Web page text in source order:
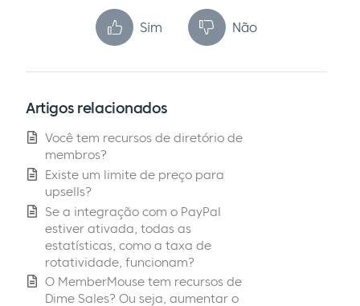
Sim Não
Artigos relacionados
Você tem recursos de diretório de
membros?
Existe um limite de preço para
upsells?
Se a integração com o PayPal
estiver ativada, todas as
estatísticas, como a taxa de
rotatividade, funcionam?
O MemberMouse tem recursos de
Dime Sales? Ou seja, aumentar o